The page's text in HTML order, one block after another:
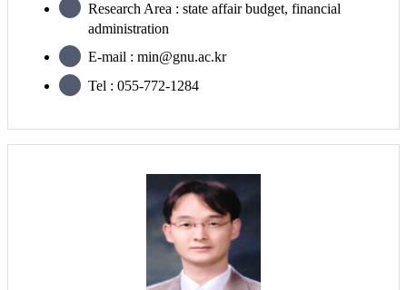
Research Area : state affair budget, financial
administration
E-mail : min@gnu.ac.kr
Tel : 055-772-1284